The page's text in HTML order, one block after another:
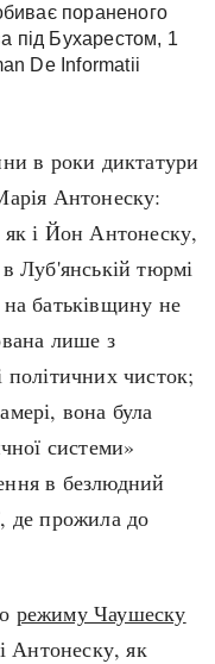
пораненого
під Бухарестом, 1
De Informatii
в роки диктатури
Антонеску:
і Йон Антонеску,
Луб'янській тюрмі
батьківщину не
лише з
політичних чисток;
вона була
системи»
в безлюдний
де прожила до
режиму Чаушеску
Антонеску, як